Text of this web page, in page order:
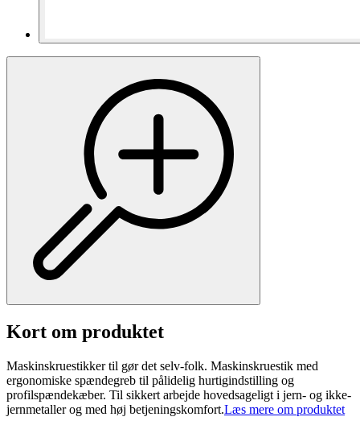
Kort om produktet
Maskinskruestikker til gør det selv-folk. Maskinskruestik med
ergonomiske spændegreb til pålidelig hurtigindstilling og
profilspændekæber. Til sikkert arbejde hovedsageligt i jern- og ikke-
jernmetaller og med høj betjeningskomfort.Læs mere om produktet